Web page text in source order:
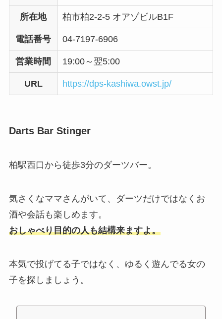
所在地 柏市柏2-2-5 オアゾビルB1F
電話番号 04-7197-6906
営業時間 19:00～翌5:00
URL https://dps-kashiwa.owst.jp/
Darts Bar Stinger
柏駅西口から徒歩3分のダーツバー。
気さくなママさんがいて、ダーツだけではなくお
酒や会話も楽しめます。
おしゃべり目的の人も結構来ますよ。
本気で投げてる子ではなく、ゆるく遊んでる女の
子を探しましょう。